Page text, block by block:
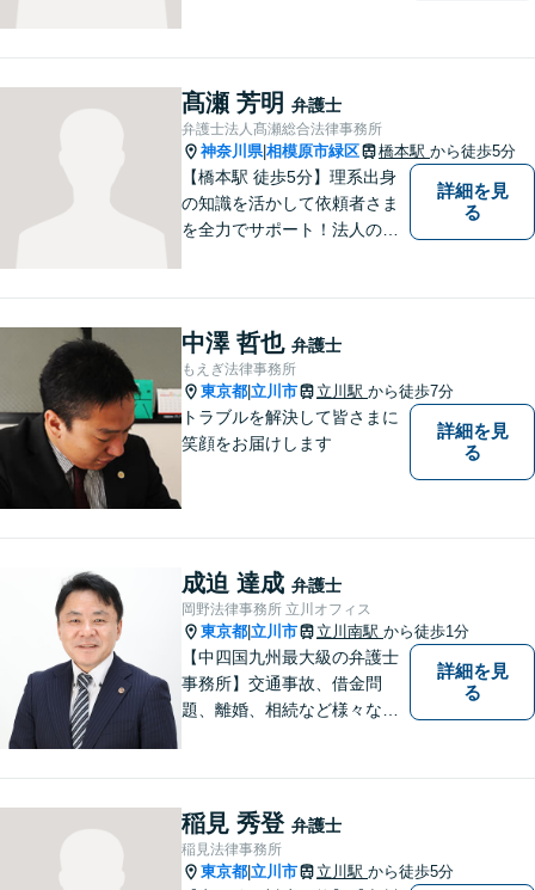
とつの問題に真剣に向き合
い、最善の解決を目指しま
す。
髙瀬 芳明 弁護士
弁護士法人髙瀬総合法律事務所
神奈川県|相模原市緑区 橋本駅 から徒歩5分
【橋本駅 徒歩5分】理系出身
の知識を活かして依頼者さま
を全力でサポート！法人のお
したいことを整理しながら導
き出します。
詳細を見
る
中澤 哲也 弁護士
もえぎ法律事務所
東京都 立川市 立川駅 から徒歩7分
トラブルを解決して皆さまに
笑顔をお届けします
詳細を見
る
成迫 達成 弁護士
岡野法律事務所 立川オフィス
東京都 立川市 立川南駅 から徒歩1分
【中四国九州最大級の弁護士
事務所】交通事故、借金問
題、離婚、相続など様々な問
い！
詳細を見
る
稲見 秀登 弁護士
稲見法律事務所
東京都 立川市 立川駅 から徒歩5分